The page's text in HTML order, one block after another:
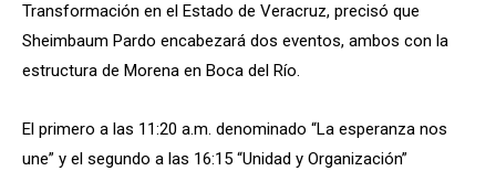
Transformación en el Estado de Veracruz, precisó que
Sheimbaum Pardo encabezará dos eventos, ambos con la
estructura de Morena en Boca del Río.
El primero a las 11:20 a.m. denominado “La esperanza nos
une” y el segundo a las 16:15 “Unidad y Organización”